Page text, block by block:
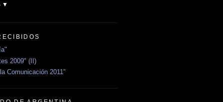
2009" (II)
Comunicación 2011"